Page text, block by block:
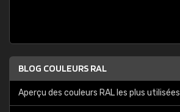
BLOG COULEURS RAL
Aperçu des couleurs RAL les plus utilisées